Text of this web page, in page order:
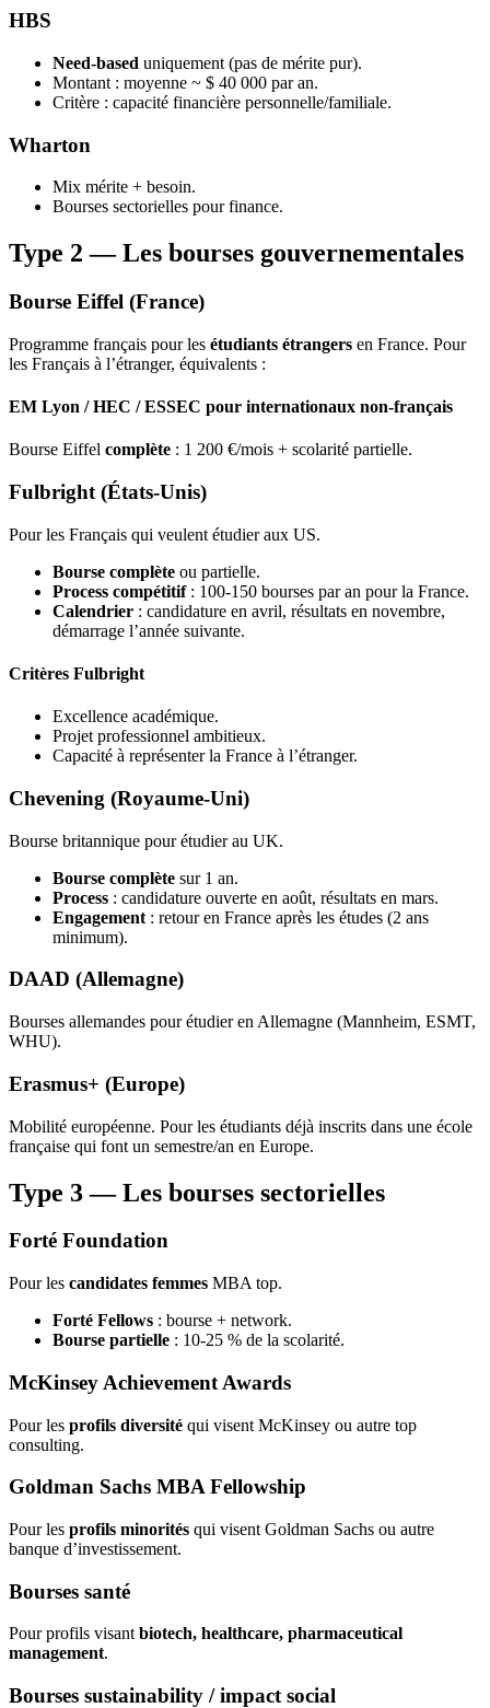
HBS
Need-based uniquement (pas de mérite pur).
Montant : moyenne ~ $ 40 000 par an.
Critère : capacité financière personnelle/familiale.
Wharton
Mix mérite + besoin.
Bourses sectorielles pour finance.
Type 2 — Les bourses gouvernementales
Bourse Eiffel (France)
Programme français pour les étudiants étrangers en France. Pour
les Français à l’étranger, équivalents :
EM Lyon / HEC / ESSEC pour internationaux non-français
Bourse Eiffel complète : 1 200 €/mois + scolarité partielle.
Fulbright (États-Unis)
Pour les Français qui veulent étudier aux US.
Bourse complète ou partielle.
Process compétitif: 100-150 bourses par an pour la France.
Calendrier : candidature en avril, résultats en novembre,
démarrage l’année suivante.
Critères Fulbright
Excellence académique.
Projet professionnel ambitieux.
Capacité à représenter la France à l’étranger.
Chevening (Royaume-Uni)
Bourse britannique pour étudier au UK.
Bourse complète sur 1 an.
Process : candidature ouverte en août, résultats en mars.
Engagement : retour en France après les études (2 ans
minimum).
DAAD (Allemagne)
Bourses allemandes pour étudier en Allemagne (Mannheim, ESMT,
WHU).
Erasmus+ (Europe)
Mobilité européenne. Pour les étudiants déjà inscrits dans une école
française qui font un semestre/an en Europe.
Type 3 — Les bourses sectorielles
Forté Foundation
Pour les candidates femmes MBA top.
Forté Fellows : bourse + network.
Bourse partielle : 10-25 % de la scolarité.
McKinsey Achievement Awards
Pour les profils diversité qui visent McKinsey ou autre top
consulting.
Goldman Sachs MBA Fellowship
Pour les profils minorités qui visent Goldman Sachs ou autre
banque d’investissement.
Bourses santé
Pour profils visantbiotech, healthcare, pharmaceutical
management.
Bourses sustainability / impact social